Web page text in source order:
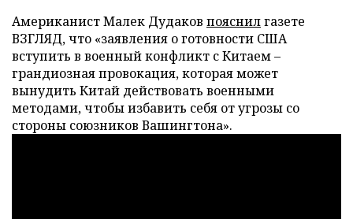
Американист Малек Дудаков пояснилгазете
ВЗГЛЯД, что «заявления о готовности США
вступить в военный конфликт с Китаем –
грандиозная провокация, которая может
вынудить Китай действовать военными
методами, чтобы избавить себя от угрозы со
стороны союзников Вашингтона».